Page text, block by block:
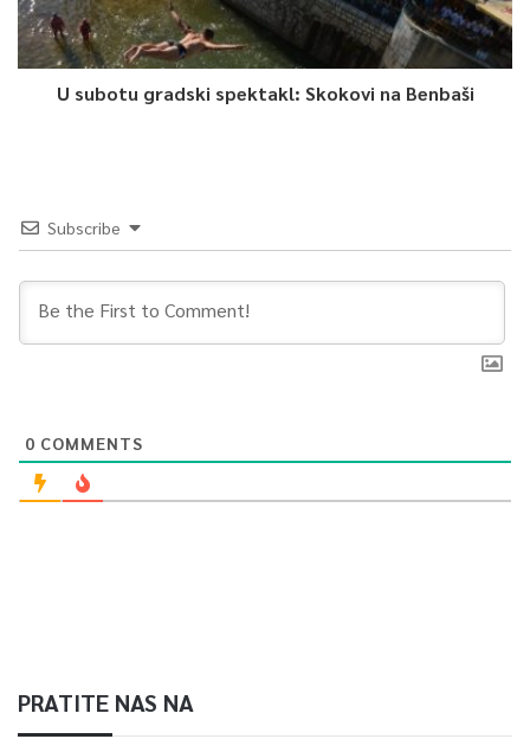
U subotu gradski spektakl: Skokovi na Benbaši
Subscribe
0 COMMENTS
PRATITE NAS NA